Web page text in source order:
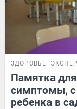
ЗДОРОВЬЕ
Памятка
симптомы, с
ребенка в